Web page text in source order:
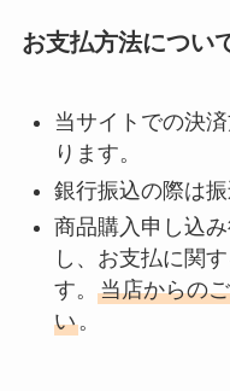
お支払方法につい
当サイトでの決
ります。
銀行振込の際は
商品購入申し込
し、お支払に関
す。 当店からの
い。